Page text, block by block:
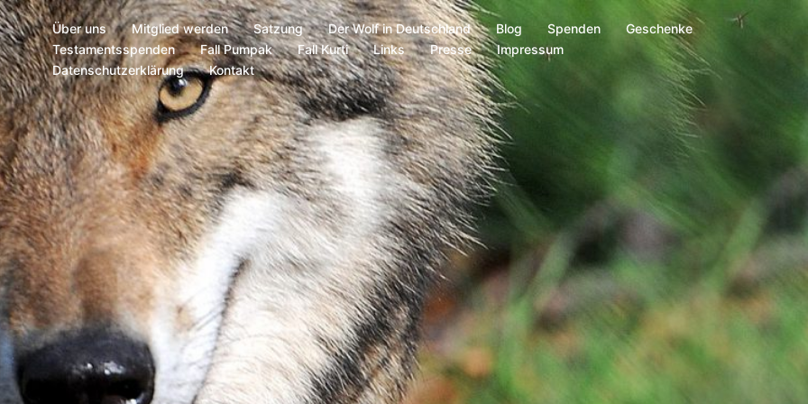
Über uns Mitglied werden Satzung Der Wolf in Deutschland Blog Spenden
Geschenke
Testamentsspenden
Fall Pumpak Fall Kurti Links Presse
Impressum
Datenschutzerklärung
Kontakt